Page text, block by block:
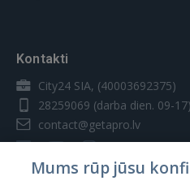
Kontakti
City24 SIA, (40003692375)
28259069 (darba dien. 09-17)
contact@getapro.lv
Mums rūp jūsu